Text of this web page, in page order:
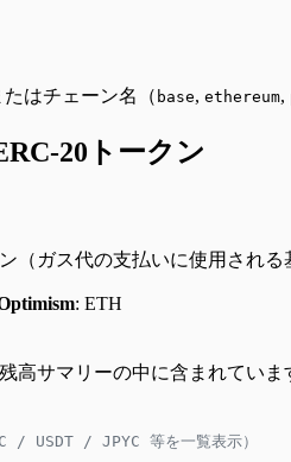
はチェーン名（ base, ethereum,
20トークン
（ガス代の支払いに使用される
: ETH
高サマリーの中に含まれていま
/ USDT / JPYC 等を一覧表示）